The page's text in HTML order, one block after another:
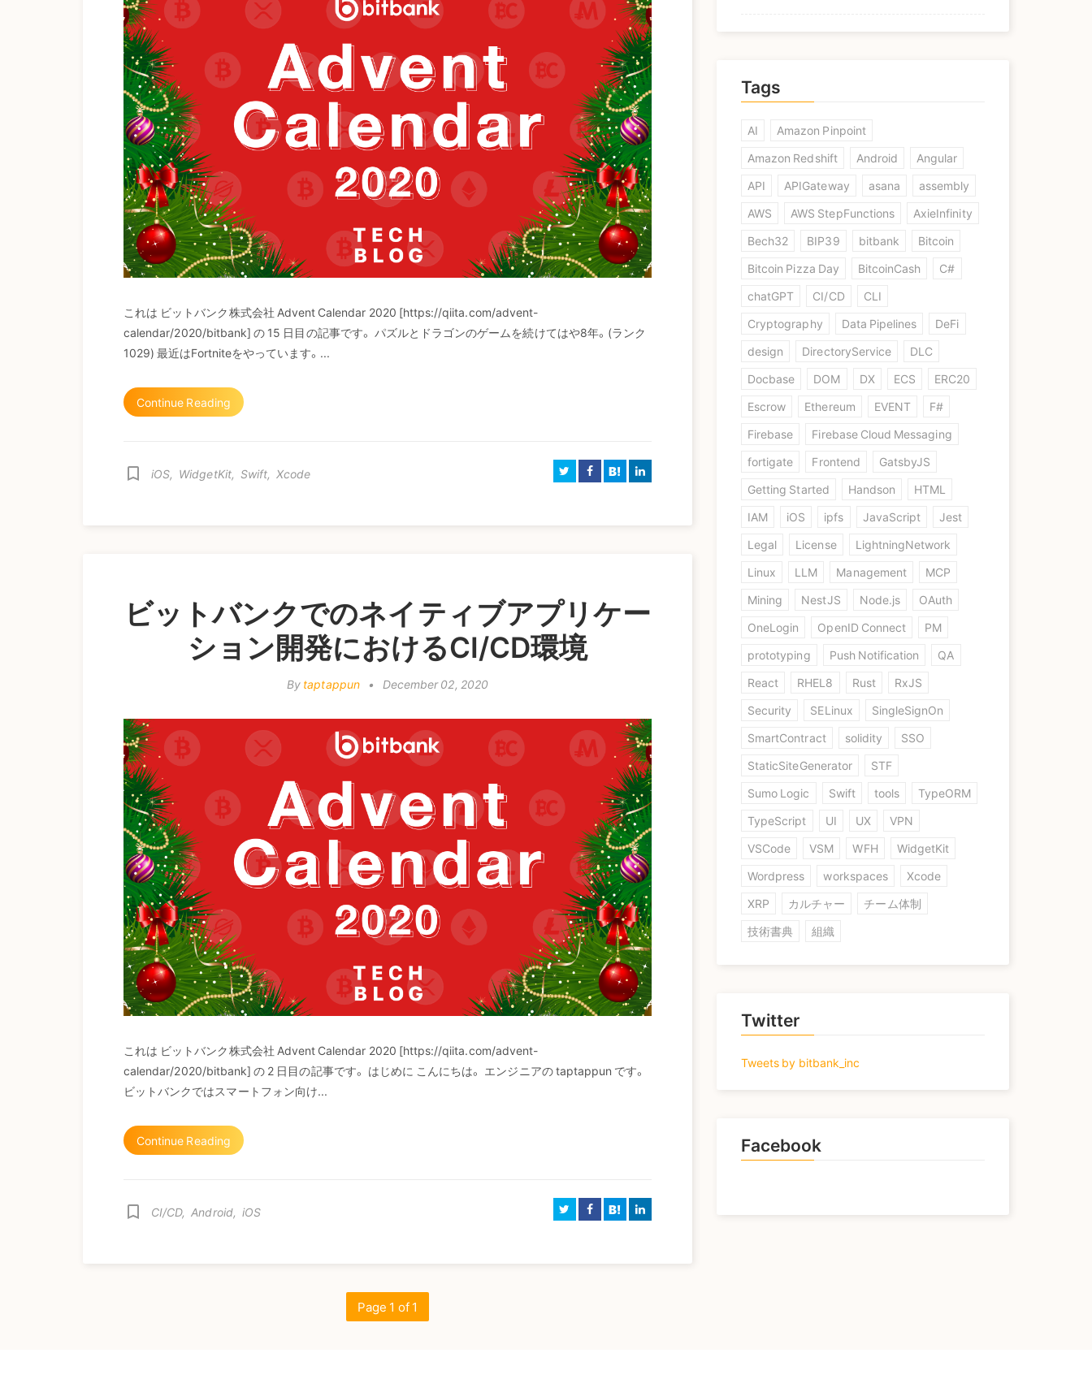
これは ビットバンク株式会社 Advent Calendar 2020 [https://qiita.com/advent-
calendar/2020/bitbank] の 15 日目の記事です。 パズルとドラゴンのゲームを続けてはや8年。(ランク
1029) 最近はFortniteをやっています。...
Continue Reading
bookmark_border iOS, WidgetKit, Swift, Xcode B!
ビットバンクでのネイティブアプリケー
ション開発におけるCI/CD環境
By taptappun • December 02, 2020
これは ビットバンク株式会社 Advent Calendar 2020 [https://qiita.com/advent-
calendar/2020/bitbank] の 2 日目の記事です。 はじめに こんにちは。 エンジニアの taptappun です。
ビットバンクではスマートフォン向け...
Continue Reading
bookmark_border CI/CD, Android, iOS B!
Page 1 of 1
Tags
AI
Amazon Pinpoint
Amazon Redshift
Android
Angular
API
APIGateway asana
assembly
AWS
AWS StepFunctions
AxieInfinity
Bech32
BIP39 bitbank
Bitcoin
Bitcoin Pizza Day
BitcoinCash
C#
chatGPT
CI/CD
CLI
Cryptography
Data Pipelines
DeFi
design
DirectoryService
DLC
Docbase
DOM DX ECS
ERC20
Escrow
Ethereum EVENT
F#
Firebase
Firebase Cloud Messaging
fortigate
Frontend
GatsbyJS
Getting Started
Handson
HTML
IAM
iOS ipfs JavaScript
Jest
Legal
License
LightningNetwork
Linux
LLM Management
MCP
Mining
NestJS Node.js
OAuth
OneLogin
OpenID Connect
PM
prototyping
Push Notification
QA
React
RHEL8 Rust
RxJS
Security
SELinux
SingleSignOn
SmartContract
solidity
SSO
StaticSiteGenerator
STF
Sumo Logic
Swift tools
TypeORM
TypeScript
UI UX
VPN
VSCode
VSM WFH
WidgetKit
Wordpress
workspaces
Xcode
XRP
カルチャー
チーム体制
技術書典
組織
Twitter
Tweets by bitbank_inc
Facebook